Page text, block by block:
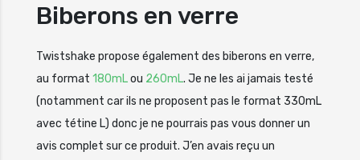
Biberons en verre
Twistshake propose également des biberons en verre,
au format 180mLou 260mL. Je ne les ai jamais testé
(notamment car ils ne proposent pas le format 330mL
avec tétine L) donc je ne pourrais pas vous donner un
avis complet sur ce produit. J’en avais reçu un